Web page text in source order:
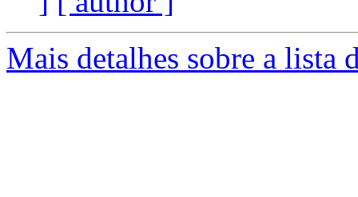
Mais detalhes sobre a lista